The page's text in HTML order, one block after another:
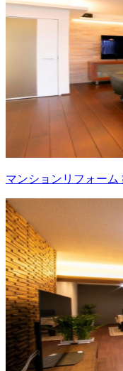
マンションリフォーム